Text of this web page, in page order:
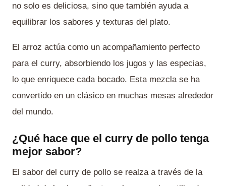
no solo es deliciosa, sino que también ayuda a
equilibrar los sabores y texturas del plato.
El arroz actúa como un acompañamiento perfecto
para el curry, absorbiendo los jugos y las especias,
lo que enriquece cada bocado. Esta mezcla se ha
convertido en un clásico en muchas mesas alrededor
del mundo.
¿Qué hace que el curry de pollo tenga
mejor sabor?
El sabor del curry de pollo se realza a través de la